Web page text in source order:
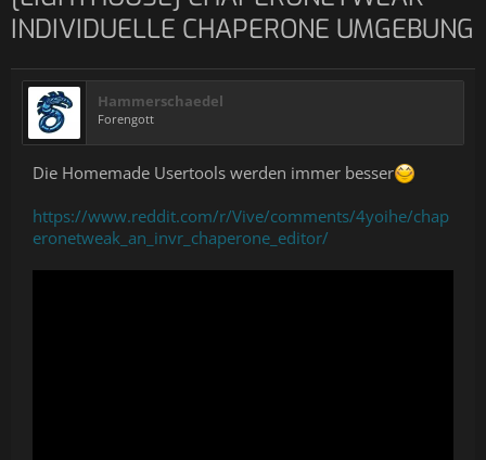
INDIVIDUELLE CHAPERONE UMGEBUNG
Hammerschaedel
Forengott
Die Homemade Usertools werden immer besser
https://www.reddit.com/r/Vive/comments/4yoihe/chap
eronetweak_an_invr_chaperone_editor/